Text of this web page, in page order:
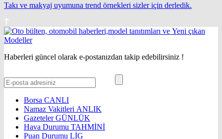
Takı ve makyaj uyumuna trend örnekleri sizler için derledik.
Haberleri güncel olarak e-postanızdan takip edebilirsiniz !
Borsa CANLI
Namaz Vakitleri ANLIK
GazetelerGÜNLÜK
Hava Durumu TAHMİNİ
Puan Durumu LİG